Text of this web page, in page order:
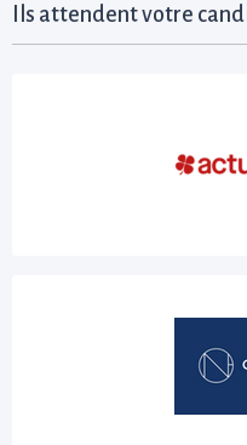
Ils attendent votre